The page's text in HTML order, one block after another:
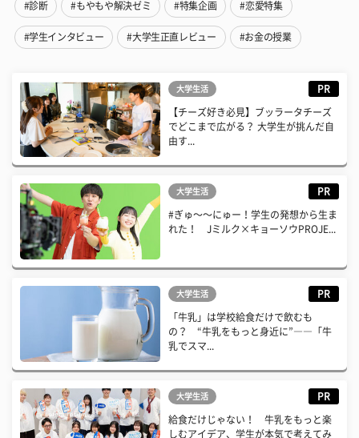
#診断 #もやもや解決ゼミ #特集企画 #恋愛特集
#学生インタビュー #大学生正直レビュー #お金の授業
大学生活 PR
【チーズ好き必見】ブッラータチーズ
でどこまで広がる？ 大学生が挑んだ自
由す...
大学生活 PR
#ぎゅ〜〜にゅー！学生の発想から生ま
れた！ Jミルク×キョーソウPROJE...
大学生活 PR
「牛乳」は学校給食だけで飲むも
の？ “牛乳をもっと身近に”――「牛
乳でスマ...
大学生活 PR
給食だけじゃない！ 牛乳をもっと楽
しむアイデア、学生が本気で考えてみ